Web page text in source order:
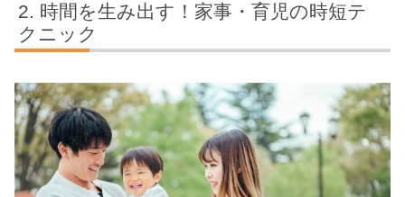
時間を生み出す！家事・育児の時短テ
クニック